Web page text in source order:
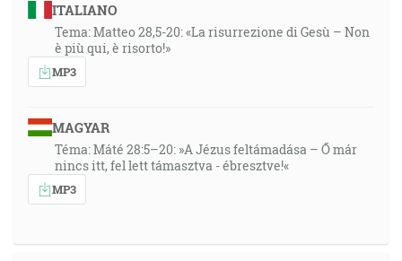
ITALIANO
Tema: Matteo 28,5-20: «La risurrezione di Gesù – Non
è più qui, è risorto!»
MP3
MAGYAR
Téma: Máté 28:5–20: »A Jézus feltámadása – Ő már
nincs itt, fel lett támasztva - ébresztve!«
MP3